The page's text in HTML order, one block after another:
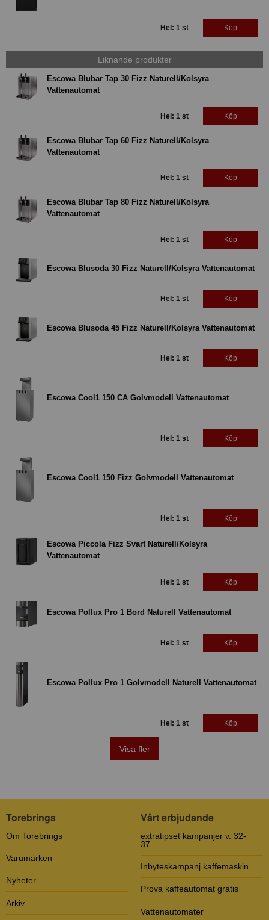
Hel: 1 st Köp
Liknande produkter
Escowa Blubar Tap 30 Fizz Naturell/Kolsyra
Vattenautomat
Hel: 1 st Köp
Escowa Blubar Tap 60 Fizz Naturell/Kolsyra
Vattenautomat
Hel: 1 st Köp
Escowa Blubar Tap 80 Fizz Naturell/Kolsyra
Vattenautomat
Hel: 1 st Köp
Escowa Blusoda 30 Fizz Naturell/Kolsyra Vattenautomat
Hel: 1 st Köp
Escowa Blusoda 45 Fizz Naturell/Kolsyra Vattenautomat
Hel: 1 st Köp
Escowa Cool1 150 CA Golvmodell Vattenautomat
Hel: 1 st Köp
Escowa Cool1 150 Fizz Golvmodell Vattenautomat
Hel: 1 st Köp
Escowa Piccola Fizz Svart Naturell/Kolsyra
Vattenautomat
Hel: 1 st Köp
Escowa Pollux Pro 1 Bord Naturell Vattenautomat
Hel: 1 st Köp
Escowa Pollux Pro 1 Golvmodell Naturell Vattenautomat
Hel: 1 st Köp
Visa fler
Torebrings
Om Torebrings
Varumärken
Nyheter
Arkiv
Vårt erbjudande
extratipset kampanjer v. 32-
37
Inbyteskampanj kaffemaskin
Prova kaffeautomat gratis
Vattenautomater